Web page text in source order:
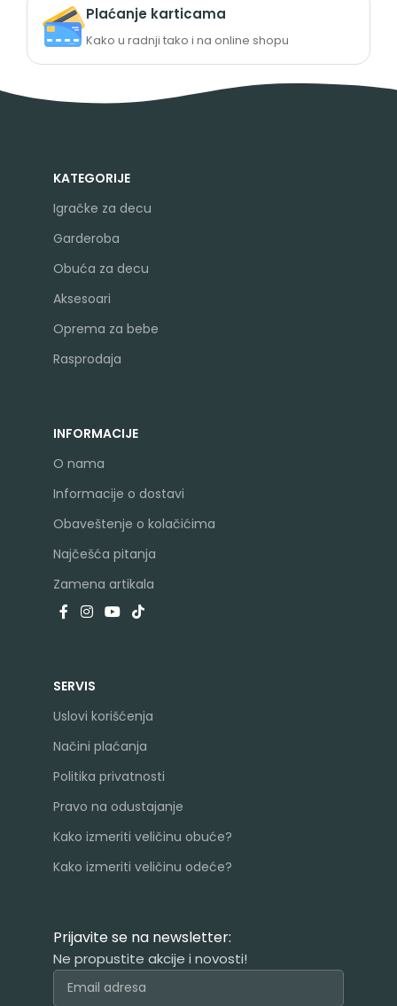
Plaćanje karticama
Kako u radnji tako i na online shopu
KATEGORIJE
Igračke za decu
Garderoba
Obuća za decu
Aksesoari
Oprema za bebe
Rasprodaja
INFORMACIJE
O nama
Informacije o dostavi
Obaveštenje o kolačićima
Najčešća pitanja
Zamena artikala
SERVIS
Uslovi korišćenja
Načini plaćanja
Politika privatnosti
Pravo na odustajanje
Kako izmeriti veličinu obuće?
Kako izmeriti veličinu odeće?
Prijavite se na newsletter:
Ne propustite akcije i novosti!